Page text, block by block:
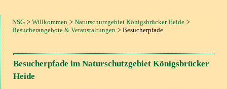
NSG Willkommen
Naturschutzgebiet Königsbrücker Heide
Besucherangebote & Veranstaltungen
Besucherpfade
Besucherpfade im Naturschutzgebiet Königsbrücker
Heide